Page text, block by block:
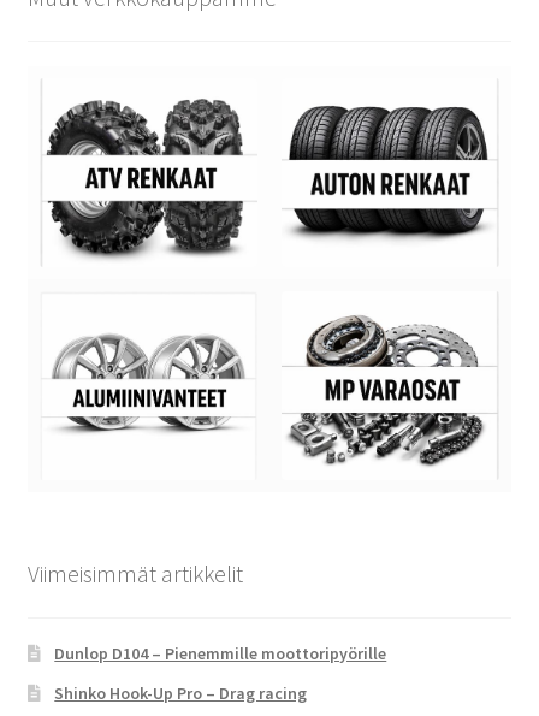
Viimeisimmät artikkelit
Dunlop D104 – Pienemmille moottoripyörille
Shinko Hook-Up Pro – Drag racing